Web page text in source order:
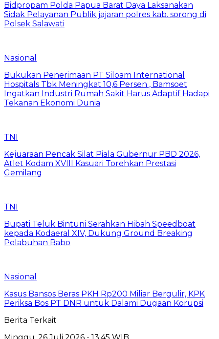
Bidpropam Polda Papua Barat Daya Laksanakan
Sidak Pelayanan Publik jajaran polres kab. sorong di
Polsek Salawati
Nasional
Bukukan Penerimaan PT Siloam International
Hospitals Tbk Meningkat 10,6 Persen , Bamsoet
Ingatkan Industri Rumah Sakit Harus Adaptif Hadapi
Tekanan Ekonomi Dunia
TNI
Kejuaraan Pencak Silat Piala Gubernur PBD 2026,
Atlet Kodam XVIII Kasuari Torehkan Prestasi
Gemilang
TNI
Bupati Teluk Bintuni Serahkan Hibah Speedboat
kepada Kodaeral XIV, Dukung Ground Breaking
Pelabuhan Babo
Nasional
Kasus Bansos Beras PKH Rp200 Miliar Bergulir, KPK
Periksa Bos PT DNR untuk Dalami Dugaan Korupsi
Berita Terkait